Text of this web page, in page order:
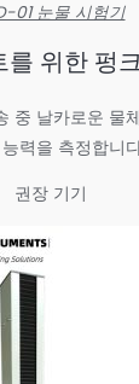
01 눈물 시험기
위한 펑
중 날카로운 물
력을 측정합니
권장 기기